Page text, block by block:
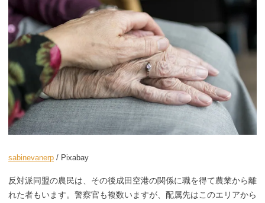
sabinevanerp / Pixabay
反対派同盟の農民は、その後成田空港の関係に職を得て農業から離
れた者もいます。警察官も複数いますが、配属先はこのエリアから